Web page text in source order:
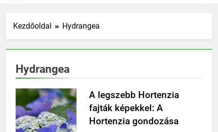
Kezdőoldal Hydrangea
Hydrangea
A legszebb Hortenzia
fajták képekkel: A
Hortenzia gondozása